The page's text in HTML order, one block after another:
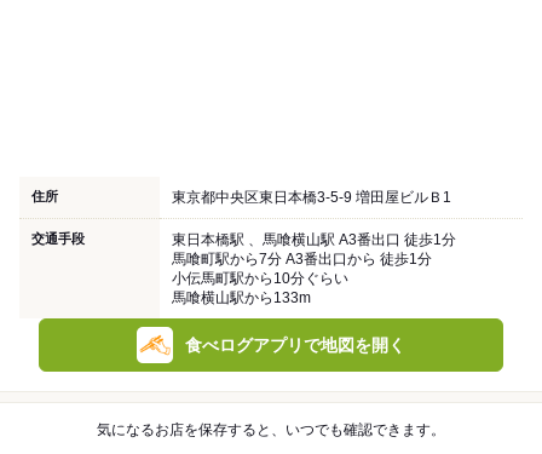
住所 東京都中央区東日本橋3-5-9 増田屋ビルＢ1
交通手段
東日本橋駅 、馬喰横山駅 A3番出口 徒歩1分
馬喰町駅から7分 A3番出口から 徒歩1分
小伝馬町駅から10分ぐらい
馬喰横山駅から133m
食べログアプリで地図を開く
気になるお店を保存すると、いつでも確認できます。